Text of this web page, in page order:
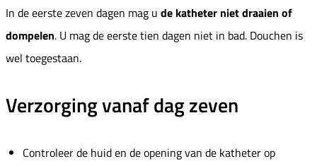
In de eerste zeven dagen mag u de katheter niet draaien of
dompelen. U mag de eerste tien dagen niet in bad. Douchen is
wel toegestaan.
Verzorging vanaf dag zeven
Controleer de huid en de opening van de katheter op